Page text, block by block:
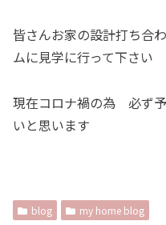
皆さんお家の設計打ち合
ムに見学に行って下さい
現在コロナ禍の為 必ず
いと思います
blog my home blog